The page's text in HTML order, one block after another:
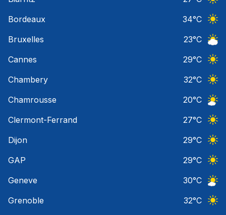
Bordeaux
34°C
Bruxelles
23°C
Cannes
29°C
Chambery
32°C
Chamrousse
20°C
Clermont-Ferrand
27°C
Dijon
29°C
GAP
29°C
Geneve
30°C
Grenoble
32°C